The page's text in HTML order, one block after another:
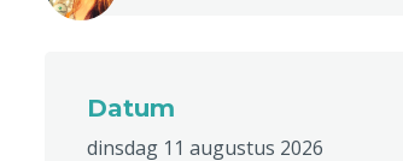
Datum
dinsdag 11 augustus 2026